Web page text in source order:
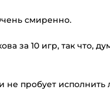
смиренно.
за 10 игр, так что,
не пробует